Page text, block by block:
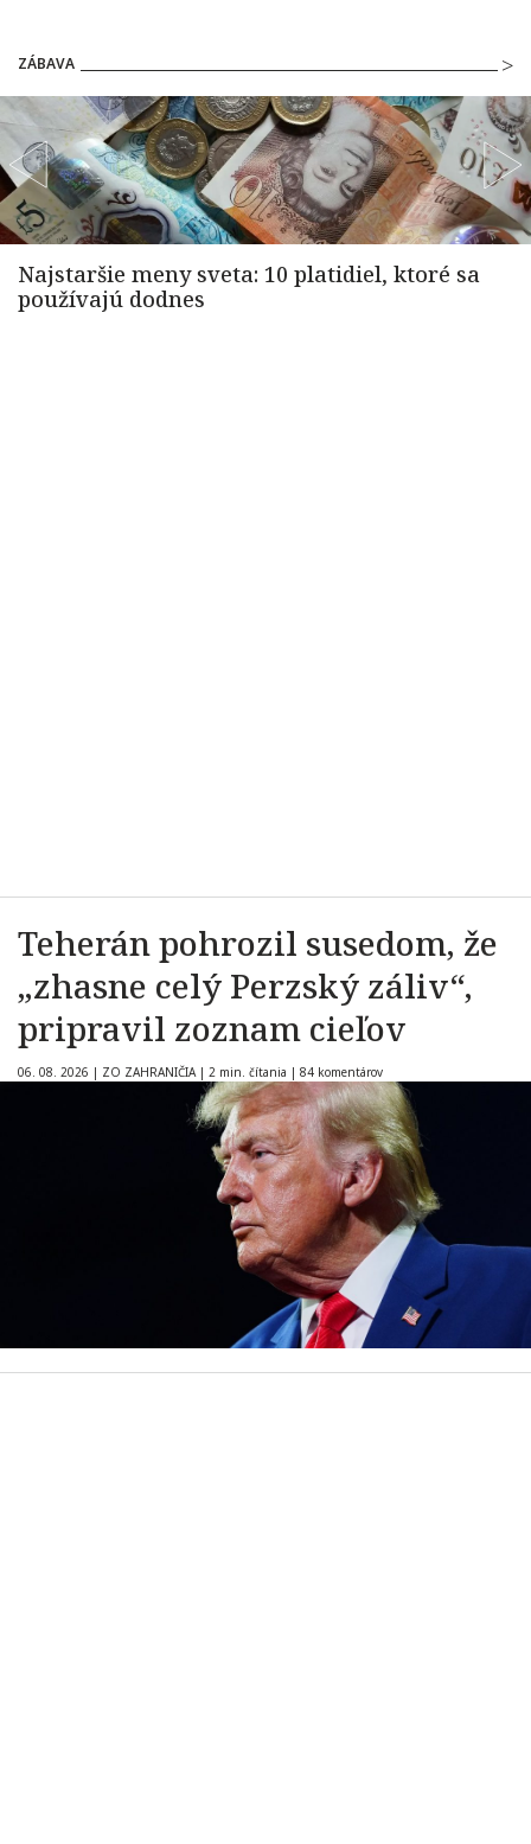
ZÁBAVA
Teherán pohrozil susedom, že
„zhasne celý Perzský záliv“,
pripravil zoznam cieľov
06. 08. 2026 | ZO ZAHRANIČIA | 2 min. čítania | 84 komentárov